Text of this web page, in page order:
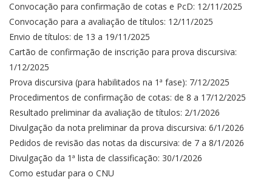
Convocação para confirmação de cotas e PcD: 12/11/2025
Convocação para a avaliação de títulos: 12/11/2025
Envio de títulos: de 13 a 19/11/2025
Cartão de confirmação de inscrição para prova discursiva:
1/12/2025
Prova discursiva (para habilitados na 1ª fase): 7/12/2025
Procedimentos de confirmação de cotas: de 8 a 17/12/2025
Resultado preliminar da avaliação de títulos: 2/1/2026
Divulgação da nota preliminar da prova discursiva: 6/1/2026
Pedidos de revisão das notas da discursiva: de 7 a 8/1/2026
Divulgação da 1ª lista de classificação: 30/1/2026
Como estudar para o CNU